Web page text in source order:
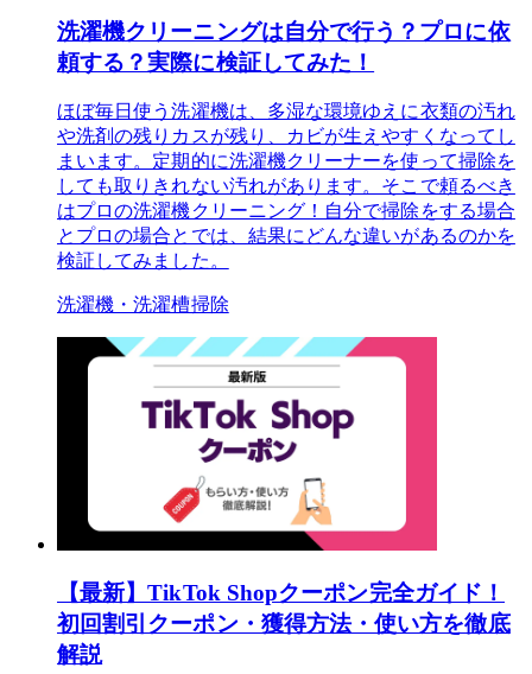
洗濯機クリーニングは自分で行う？プロに依
頼する？実際に検証してみた！
ほぼ毎日使う洗濯機は、多湿な環境ゆえに衣類の汚れ
や洗剤の残りカスが残り、カビが生えやすくなってし
まいます。定期的に洗濯機クリーナーを使って掃除を
しても取りきれない汚れがあります。そこで頼るべき
はプロの洗濯機クリーニング！自分で掃除をする場合
とプロの場合とでは、結果にどんな違いがあるのかを
検証してみました。
洗濯機・洗濯槽掃除
【最新】TikTok Shopクーポン完全ガイド！
初回割引クーポン・獲得方法・使い方を徹底
解説